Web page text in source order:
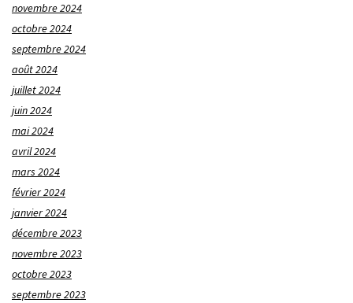
novembre 2024
octobre 2024
septembre 2024
août 2024
juillet 2024
juin 2024
mai 2024
avril 2024
mars 2024
février 2024
janvier 2024
décembre 2023
novembre 2023
octobre 2023
septembre 2023